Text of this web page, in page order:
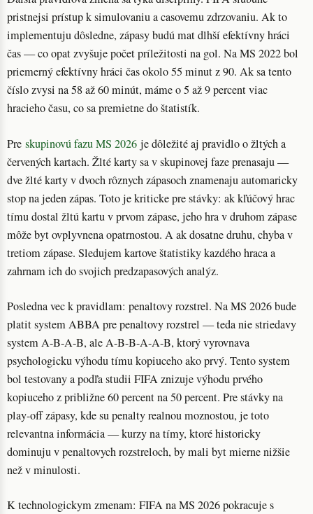
pristnejsi prístup k simulovaniu a casovemu zdrzovaniu. Ak to
implementuju dôsledne, zápasy budú mat dlhší efektívny hráci
čas — co opat zvyšuje počet príležitosti na gol. Na MS 2022 bol
priemerný efektívny hráci čas okolo 55 minut z 90. Ak sa tento
číslo zvysi na 58 až 60 minút, máme o 5 až 9 percent viac
hracieho času, co sa premietne do štatistík.
Pre skupinovú fazu MS 2026 je dôležité aj pravidlo o žltých a
červených kartach. Žlté karty sa v skupinovej faze prenasaju —
dve žlté karty v dvoch rôznych zápasoch znamenaju automaricky
stop na jeden zápas. Toto je kriticke pre stávky: ak kľúčový hrac
tímu dostal žltú kartu v prvom zápase, jeho hra v druhom zápase
môže byt ovplyvnena opatrnostou. A ak dosatne druhu, chyba v
tretiom zápase. Sledujem kartove štatistiky kazdého hraca a
zahrnam ich do svojich predzapasových analýz.
Posledna vec k pravidlam: penaltovy rozstrel. Na MS 2026 bude
platit system ABBA pre penaltovy rozstrel — teda nie striedavy
system A-B-A-B, ale A-B-B-A-A-B, ktorý vyrovnava
psychologicku výhodu tímu kopiuceho ako prvý. Tento system
bol testovany a podľa studii FIFA znizuje výhodu prvého
kopiuceho z približne 60 percent na 50 percent. Pre stávky na
play-off zápasy, kde su penalty realnou moznostou, je toto
relevantna informácia — kurzy na tímy, ktoré historicky
dominuju v penaltovych rozstreloch, by mali byt mierne nižšie
než v minulosti.
K technologickym zmenam: FIFA na MS 2026 pokracuje s